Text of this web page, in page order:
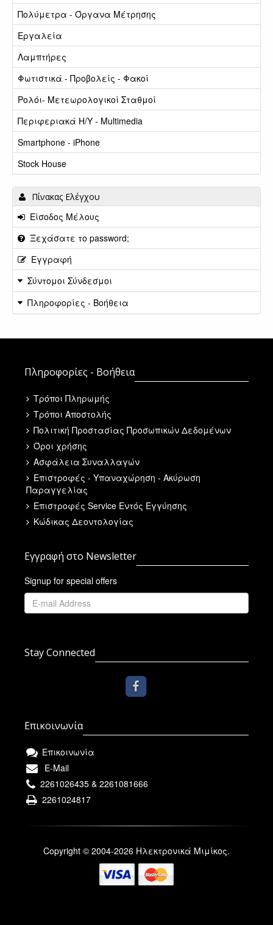
Πολύμετρα - Όργανα Μέτρησης
Εργαλεία
Λαμπτήρες
Φωτιστικά - Προβολείς - Φακοί
Ρολόι- Μετεωρολογικοί Σταθμοί
Περιφεριακά Η/Υ - Multimedia
Smartphone - iPhone
Stock House
Πίνακας Ελέγχου
Είσοδος Μέλους
Ξεχάσατε το password;
Εγγραφή
Σύντομοι Σύνδεσμοι
Πληροφορίες - Βοήθεια
Πληροφορίες - Βοήθεια
Τρόποι Πληρωμής
Τρόποι Αποστολής
Πολιτική Προστασίας Προσωπικών Δεδομένων
Όροι χρήσης
Ασφάλεια Συναλλαγών
Επιστροφές - Υπαναχώρηση - Ακύρωση
Παραγγελίας
Επιστροφές Service Εντός Εγγύησης
Κώδικας Δεοντολογίας
Εγγραφή στο Newsletter
Signup for special offers
Stay Connected
Επικοινωνία
Επικοινωνία
E-Mail
2261026435 & 2261081666
2261024817
Copyright © 2004-2026 Ηλεκτρονικά Μιμίκος.